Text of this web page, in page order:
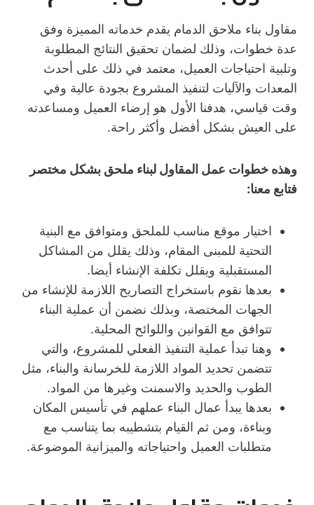
مقاول بناء ملاحق الدمام يقدم خدماته المميزة وفق
عدة خطوات، وذلك لضمان تحقيق النتائج المطلوبة
وتلبية احتياجات العميل، معتمد في ذلك على أحدث
المعدات والآليات لتنفيذ المشروع بجودة عالية وفي
وقت قياسي، هدفنا الأول هو إرضاء العميل ومساعدته
على العيش بشكل أفضل وأكثر راحة.
وهذه خطوات عمل المقاول لبناء ملحق بشكل مختصر
فتابع معنا:
اختيار موقع مناسب للملحق ومتوافق مع البنية
التحتية للمبنى المقام، وذلك يقلل من المشاكل
المستقبلية ويقلل تكلفة الإنشاء أيضا.
بعدها نقوم باستخراج التصاريح اللازمة للإنشاء من
الجهات المختصة، وبذلك نضمن أن عملية البناء
تتوافق مع القوانين واللوائح المحلية.
وهنا تبدأ عملية التنفيذ الفعلي للمشروع، والتي
تتضمن تحديد المواد اللازمة للخرسانة والبناء، مثل
الطوب والحديد والاسمنت وغيرها من المواد.
بعدها يبدأ عمال البناء عملهم في تأسيس المكان
وبناءة، ومن ثم القيام بتشطيبه بما يتناسب مع
متطلبات العميل واحتياجاته والميزانية الموضوعة.